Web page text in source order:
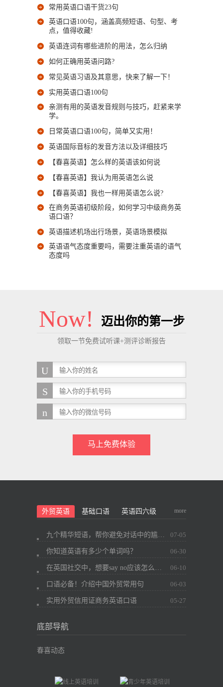
常用英语口语干货23句
英语口语100句，涵盖高频短语、句型、考
点，值得收藏!
英语连词有哪些进阶的用法，怎么归纳
如何正确用英语问路?
常见英语习语及其意思，快来了解一下！
实用英语口语100句
亲测有用的英语发音规则与技巧，赶紧来学
学。
日常英语口语100句，简单又实用！
英语国际音标的发音方法以及详细技巧
【春喜英语】怎么样的英语该如何说
【春喜英语】我认为用英语怎么说
【春喜英语】我也一样用英语怎么说?
在商务英语初级阶段，如何学习中级商务英
语口语？
英语描述机场出行场景，英语场景模拟
英语语气态度重要吗，需要注重英语的语气
态度吗
Now! 迈出你的第一步
领取一节免费试听课+测评诊断报告
马上免费体验
外贸英语 基础口语 英语四六级 more
07-05
你知道英语有多少个单词吗？ 06-30
06-10
口语必备！介绍中国外贸常用句 06-03
实用外贸信用证商务英语口语 05-27
底部导航
春喜动态